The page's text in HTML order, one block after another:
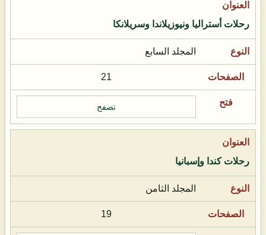
رحلات أستراليا ونيوزيلاندا وسريلانكا
المجلد السابع
21
تصفح
رحلات كندا وإسبانيا
المجلد الثامن
19